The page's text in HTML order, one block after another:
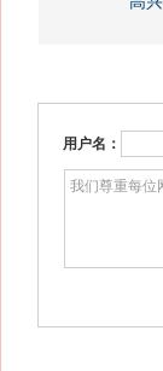
用户名：